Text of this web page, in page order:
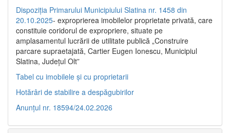
Dispoziția Primarului Municipiului Slatina nr. 1458 din
20.10.2025- exproprierea imobilelor proprietate privată, care
constituie coridorul de expropriere, situate pe
amplasamentul lucrării de utilitate publică „Construire
parcare supraetajată, Cartier Eugen Ionescu, Municipiul
Slatina, Județul Olt”
Tabel cu imobilele și cu proprietarii
Hotărâri de stabilire a despăgubirilor
Anunțul nr. 18594/24.02.2026